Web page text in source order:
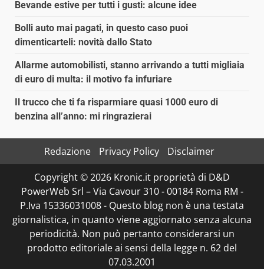
Bevande estive per tutti i gusti: alcune idee
Bolli auto mai pagati, in questo caso puoi
dimenticarteli: novità dallo Stato
Allarme automobilisti, stanno arrivando a tutti migliaia
di euro di multa: il motivo fa infuriare
Il trucco che ti fa risparmiare quasi 1000 euro di
benzina all’anno: mi ringrazierai
Redazione Privacy Policy
Disclaimer
Copyright © 2026 Kronic.it proprietà di D&D
PowerWeb Srl – Via Cavour 310 - 00184 Roma RM -
P.Iva 15336031008 - Questo blog non è una testata
giornalistica, in quanto viene aggiornato senza alcuna
periodicità. Non può pertanto considerarsi un
prodotto editoriale ai sensi della legge n. 62 del
07.03.2001